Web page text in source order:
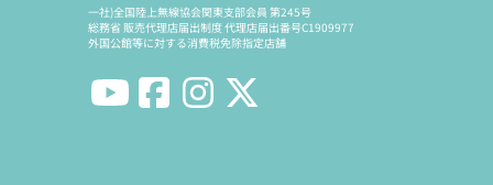
一社)全国陸上無線協会関東支部会員 第245号
総務省 販売代理店届出制度 代理店届出番号C1909977
外国公館等に対する消費税免除指定店舗